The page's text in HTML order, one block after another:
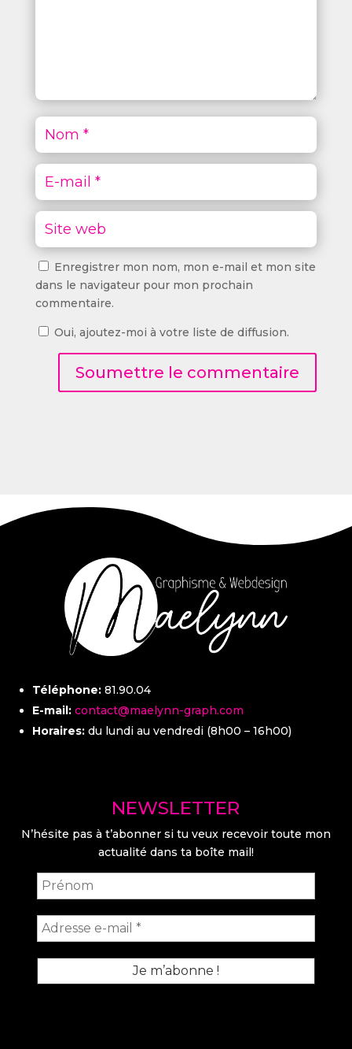
Enregistrer mon nom, mon e-mail et mon site
dans le navigateur pour mon prochain
commentaire.
Oui, ajoutez-moi à votre liste de diffusion.
Soumettre le commentaire
Téléphone:81.90.04
E-mail: contact@maelynn-graph.com
Horaires:du lundi au vendredi (8h00 – 16h00)
NEWSLETTER
N’hésite pas à t’abonner si tu veux recevoir toute mon
actualité dans ta boîte mail!